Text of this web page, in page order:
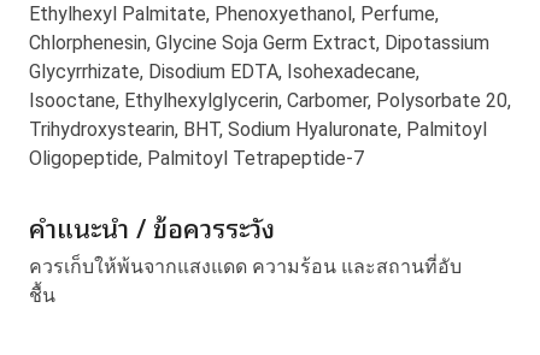
Ethylhexyl Palmitate, Phenoxyethanol, Perfume,
Chlorphenesin, Glycine Soja Germ Extract, Dipotassium
Glycyrrhizate, Disodium EDTA, Isohexadecane,
Isooctane, Ethylhexylglycerin, Carbomer, Polysorbate 20,
Trihydroxystearin, BHT, Sodium Hyaluronate, Palmitoyl
Oligopeptide, Palmitoyl Tetrapeptide-7
คำแนะนำ / ข้อควรระวัง
ควรเก็บให้พ้นจากแสงแดด ความร้อน และสถานที่อับ
ชื้น